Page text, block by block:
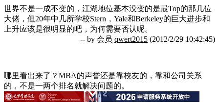
世界不是一成不变的，江湖地位基本没变的是最Top的那几位
大佬，但20年中几所学校Stern，Yale和Berkeley的巨大进步和
上升应该是很明显的吧，为何需要否认呢。
-- by 会员 qwert2015 (2012/2/29 10:42:45)
哪里看出来了？MBA的声誉还是靠校友的，靠和公司关系
的，不是一两个排名就解决问题的。